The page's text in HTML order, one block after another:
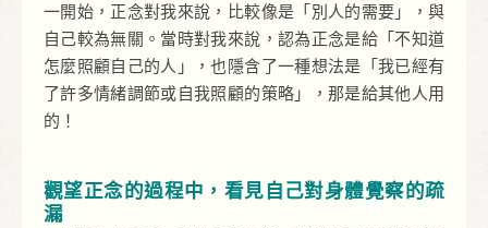
一開始，正念對我來說，比較像是「別人的需要」，與
自己較為無關。當時對我來說，認為正念是給「不知道
怎麼照顧自己的人」，也隱含了一種想法是「我已經有
了許多情緒調節或自我照顧的策略」，那是給其他人用
的！
觀望正念的過程中，看見自己對身體覺察的疏
漏